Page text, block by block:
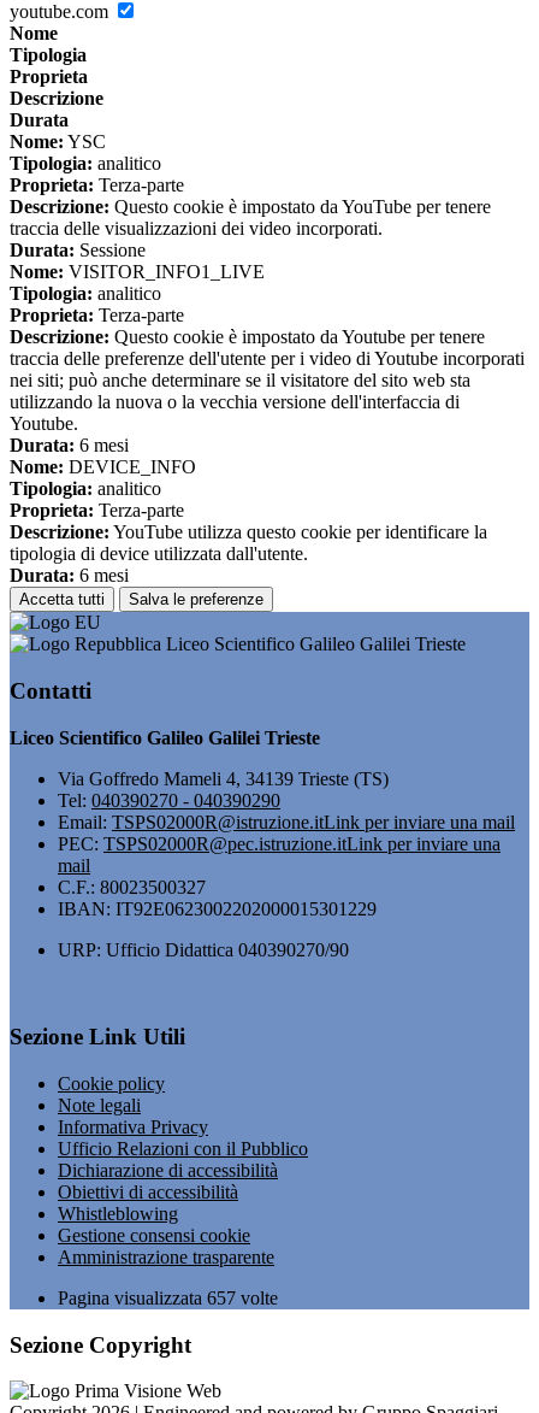
youtube.com
Nome
Tipologia
Proprieta
Descrizione
Durata
Nome: YSC
Tipologia: analitico
Proprieta: Terza-parte
Descrizione: Questo cookie è impostato da YouTube per tenere
traccia delle visualizzazioni dei video incorporati.
Durata: Sessione
Nome: VISITOR_INFO1_LIVE
Tipologia: analitico
Proprieta: Terza-parte
Descrizione: Questo cookie è impostato da Youtube per tenere
traccia delle preferenze dell'utente per i video di Youtube incorporati
nei siti; può anche determinare se il visitatore del sito web sta
utilizzando la nuova o la vecchia versione dell'interfaccia di
Youtube.
Durata: 6 mesi
Nome: DEVICE_INFO
Tipologia: analitico
Proprieta: Terza-parte
Descrizione: YouTube utilizza questo cookie per identificare la
tipologia di device utilizzata dall'utente.
Durata: 6 mesi
Accetta tutti Salva le preferenze
Liceo Scientifico Galileo Galilei Trieste
Contatti
Liceo Scientifico Galileo Galilei Trieste
Via Goffredo Mameli 4, 34139 Trieste (TS)
Tel: 040390270 - 040390290
Email: TSPS02000R@istruzione.itLink per inviare una mail
PEC: TSPS02000R@pec.istruzione.itLink per inviare una
mail
C.F.: 80023500327
IBAN: IT92E0623002202000015301229
URP: Ufficio Didattica 040390270/90
Sezione Link Utili
Cookie policy
Note legali
Informativa Privacy
Ufficio Relazioni con il Pubblico
Dichiarazione di accessibilità
Obiettivi di accessibilità
Whistleblowing
Gestione consensi cookie
Amministrazione trasparente
Pagina visualizzata 657 volte
Sezione Copyright